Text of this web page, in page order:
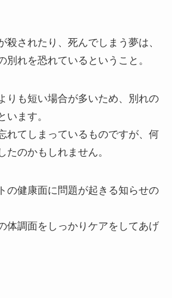
殺されたり、死んでしまう夢は、
別れを恐れているということ。
りも短い場合が多いため、別れの
います。
れてしまっているものですが、何
たのかもしれません。
の健康面に問題が起きる知らせの
体調面をしっかりケアをしてあげ